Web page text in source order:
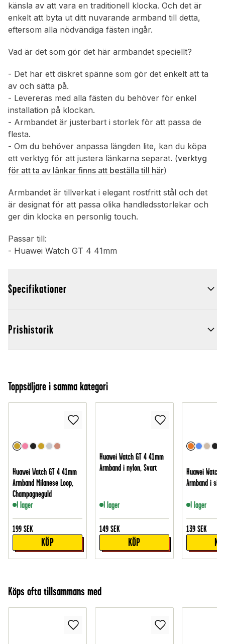
känsla av att vara en traditionell klocka. Och det är
enkelt att byta ut ditt nuvarande armband till detta,
eftersom alla nödvändiga fästen ingår.
Vad är det som gör det här armbandet speciellt?
- Det har ett diskret spänne som gör det enkelt att ta
av och sätta på.
- Levereras med alla fästen du behöver för enkel
installation på klockan.
- Armbandet är justerbart i storlek för att passa de
flesta.
- Om du behöver anpassa längden lite, kan du köpa
ett verktyg för att justera länkarna separat. (verktyg
för att ta av länkar finns att beställa till här)
Armbandet är tillverkat i elegant rostfritt stål och det
är designat för att passa olika handledsstorlekar och
ger din klocka en personlig touch.
Passar till:
- Huawei Watch GT 4 41mm
Specifikationer
Prishistorik
Toppsäljare i samma kategori
Huawei Watch GT 4 41mm
Armband Milanese Loop,
Champagneguld
I lager
199 SEK
KÖP
Huawei Watch GT 4 41mm
Armband i nylon, Svart
I lager
149 SEK
KÖP
Huawei Watch
Armband i
I lager
139 SEK
Köps ofta tillsammans med